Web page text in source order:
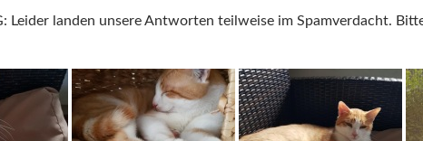
Leider landen unsere Antworten teilweise im Spamverdacht.